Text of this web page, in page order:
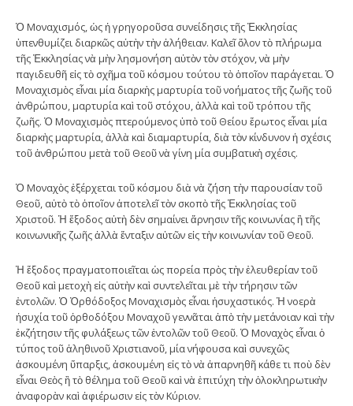
Ὁ Μοναχισμός, ὡς ἡ γρηγοροῦσα συνείδησις τῆς Ἐκκλησίας
ὑπενθυμίζει διαρκῶς αὐτὴν τὴν ἀλήθειαν. Καλεῖ ὅλον τὸ πλήρωμα
τῆς Ἐκκλησίας νὰ μὴν λησμονήση αὐτὸν τὸν στόχον, νὰ μὴν
παγιδευθῆ εἰς τὸ σχῆμα τοῦ κόσμου τούτου τὸ ὁποῖον παράγεται. Ὁ
Μοναχισμὸς εἶναι μία διαρκὴς μαρτυρία τοῦ νοήματος τῆς ζωῆς τοῦ
ἀνθρώπου, μαρτυρία καὶ τοῦ στόχου, ἀλλὰ καὶ τοῦ τρόπου τῆς
ζωῆς. Ὁ Μοναχισμὸς πτερούμενος ὑπὸ τοῦ Θείου ἔρωτος εἶναι μία
διαρκὴς μαρτυρία, ἀλλὰ καὶ διαμαρτυρία, διὰ τὸν κίνδυνον ἡ σχέσις
τοῦ ἀνθρώπου μετὰ τοῦ Θεοῦ νὰ γίνη μία συμβατικὴ σχέσις.
Ὁ Μοναχὸς ἐξέρχεται τοῦ κόσμου διὰ νὰ ζήση τὴν παρουσίαν τοῦ
Θεοῦ, αὐτὸ τὸ ὁποῖον ἀποτελεῖ τὸν σκοπὸ τῆς Ἐκκλησίας τοῦ
Χριστοῦ. Ἡ ἔξοδος αὐτὴ δὲν σημαίνει ἄρνησιν τῆς κοινωνίας ἢ τῆς
κοινωνικῆς ζωῆς ἀλλὰ ἔνταξιν αὐτῶν εἰς τὴν κοινωνίαν τοῦ Θεοῦ.
Ἡ ἔξοδος πραγματοποιεῖται ὡς πορεία πρὸς τὴν ἐλευθερίαν τοῦ
Θεοῦ καὶ μετοχὴ εἰς αὐτὴν καὶ συντελεῖται μὲ τὴν τήρησιν τῶν
ἐντολῶν. Ὁ Ὀρθόδοξος Μοναχισμὸς εἶναι ἡσυχαστικός. Ἡ νοερὰ
ἡσυχία τοῦ ὀρθοδόξου Μοναχοῦ γεννᾶται ἀπὸ τὴν μετάνοιαν καὶ τὴν
ἐκζήτησιν τῆς φυλάξεως τῶν ἐντολῶν τοῦ Θεοῦ. Ὁ Μοναχὸς εἶναι ὁ
τύπος τοῦ ἀληθινοῦ Χριστιανοῦ, μία νήφουσα καὶ συνεχῶς
ἀσκουμένη ὕπαρξις, ἀσκουμένη εἰς τὸ νὰ ἀπαρνηθῆ κάθε τι ποὺ δὲν
εἶναι Θεὸς ἢ τὸ θέλημα τοῦ Θεοῦ καὶ νὰ ἐπιτύχη τὴν ὁλοκληρωτικὴν
ἀναφορὰν καὶ ἀφιέρωσιν εἰς τὸν Κύριον.